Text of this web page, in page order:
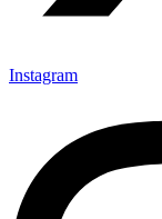
Instagram